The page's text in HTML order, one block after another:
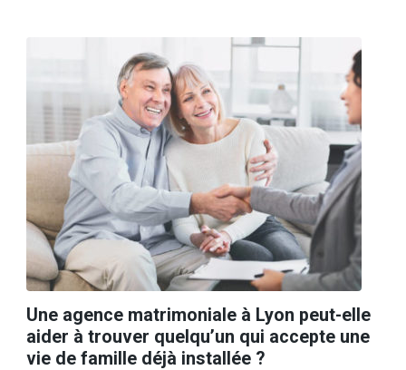
Une agence matrimoniale à Lyon peut-elle
aider à trouver quelqu’un qui accepte une
vie de famille déjà installée ?